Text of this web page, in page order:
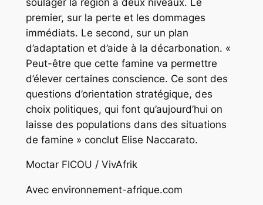
premier, sur la perte et les dommages
immédiats. Le second, sur un plan
d’adaptation et d’aide à la décarbonation. «
Peut-être que cette famine va permettre
d’élever certaines conscience. Ce sont des
questions d’orientation stratégique, des
choix politiques, qui font qu’aujourd’hui on
laisse des populations dans des situations
de famine » conclut Elise Naccarato.
Moctar FICOU / VivAfrik
Avec environnement-afrique.com